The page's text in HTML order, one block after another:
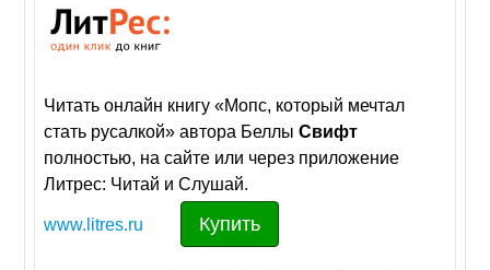
Читать онлайн книгу «Мопс, который мечтал
стать русалкой» автора БеллыСвифт
полностью, на сайте или через приложение
Литрес: Читай и Слушай.
www.litres.ru Купить